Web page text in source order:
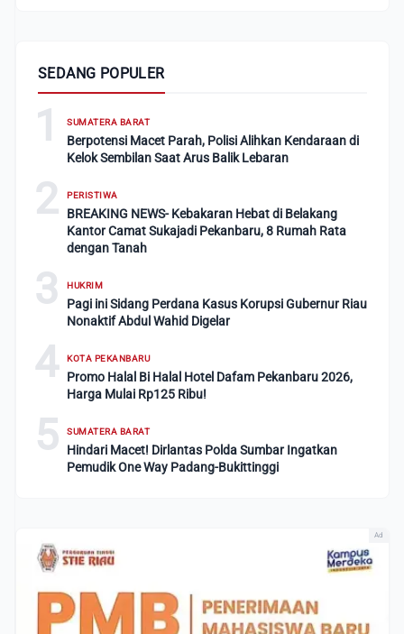
SEDANG POPULER
1 SUMATERA BARAT
Berpotensi Macet Parah, Polisi Alihkan Kendaraan di
Kelok Sembilan Saat Arus Balik Lebaran
2 PERISTIWA
BREAKING NEWS- Kebakaran Hebat di Belakang
Kantor Camat Sukajadi Pekanbaru, 8 Rumah Rata
dengan Tanah
3 HUKRIM
Pagi ini Sidang Perdana Kasus Korupsi Gubernur Riau
Nonaktif Abdul Wahid Digelar
4 KOTA PEKANBARU
Promo Halal Bi Halal Hotel Dafam Pekanbaru 2026,
Harga Mulai Rp125 Ribu!
5 SUMATERA BARAT
Hindari Macet! Dirlantas Polda Sumbar Ingatkan
Pemudik One Way Padang-Bukittinggi
Ad